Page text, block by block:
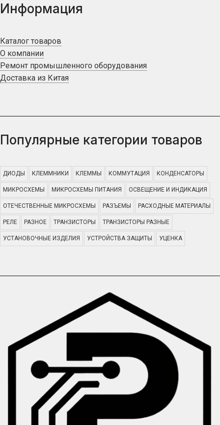
Информация
Каталог товаров
О компании
Ремонт промышленного оборудования
Доставка из Китая
Популярные категории товаров
ДИОДЫ КЛЕММНИКИ КЛЕММЫ КОММУТАЦИЯ КОНДЕНСАТОРЫ
МИКРОСХЕМЫ МИКРОСХЕМЫ ПИТАНИЯ ОСВЕЩЕНИЕ И ИНДИКАЦИЯ
ОТЕЧЕСТВЕННЫЕ МИКРОСХЕМЫ РАЗЪЕМЫ РАСХОДНЫЕ МАТЕРИАЛЫ
РЕЛЕ РАЗНОЕ ТРАНЗИСТОРЫ ТРАНЗИСТОРЫ РАЗНЫЕ
УСТАНОВОЧНЫЕ ИЗДЕЛИЯ УСТРОЙСТВА ЗАЩИТЫ УЦЕНКА